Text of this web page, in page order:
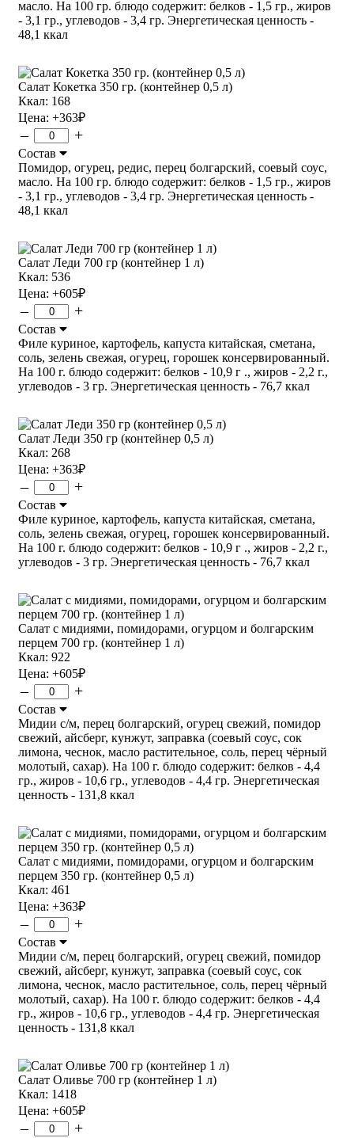
масло. На 100 гр. блюдо содержит: белков - 1,5 гр., жиров
- 3,1 гр., углеводов - 3,4 гр. Энергетическая ценность -
48,1 ккал
Салат Кокетка 350 гр. (контейнер 0,5 л)
Ккал: 168
Цена: +363₽
– +
Состав
Помидор, огурец, редис, перец болгарский, соевый соус,
масло. На 100 гр. блюдо содержит: белков - 1,5 гр., жиров
- 3,1 гр., углеводов - 3,4 гр. Энергетическая ценность -
48,1 ккал
Салат Леди 700 гр (контейнер 1 л)
Ккал: 536
Цена: +605₽
– +
Состав
Филе куриное, картофель, капуста китайская, сметана,
соль, зелень свежая, огурец, горошек консервированный.
На 100 г. блюдо содержит: белков - 10,9 г ., жиров - 2,2 г.,
углеводов - 3 гр. Энергетическая ценность - 76,7 ккал
Салат Леди 350 гр (контейнер 0,5 л)
Ккал: 268
Цена: +363₽
– +
Состав
Филе куриное, картофель, капуста китайская, сметана,
соль, зелень свежая, огурец, горошек консервированный.
На 100 г. блюдо содержит: белков - 10,9 г ., жиров - 2,2 г.,
углеводов - 3 гр. Энергетическая ценность - 76,7 ккал
Салат с мидиями, помидорами, огурцом и болгарским
перцем 700 гр. (контейнер 1 л)
Ккал: 922
Цена: +605₽
– +
Состав
Мидии с/м, перец болгарский, огурец свежий, помидор
свежий, айсберг, кунжут, заправка (соевый соус, сок
лимона, чеснок, масло растительное, соль, перец чёрный
молотый, сахар). На 100 г. блюдо содержит: белков - 4,4
гр., жиров - 10,6 гр., углеводов - 4,4 гр. Энергетическая
ценность - 131,8 ккал
Салат с мидиями, помидорами, огурцом и болгарским
перцем 350 гр. (контейнер 0,5 л)
Ккал: 461
Цена: +363₽
– +
Состав
Мидии с/м, перец болгарский, огурец свежий, помидор
свежий, айсберг, кунжут, заправка (соевый соус, сок
лимона, чеснок, масло растительное, соль, перец чёрный
молотый, сахар). На 100 г. блюдо содержит: белков - 4,4
гр., жиров - 10,6 гр., углеводов - 4,4 гр. Энергетическая
ценность - 131,8 ккал
Салат Оливье 700 гр (контейнер 1 л)
Ккал: 1418
Цена: +605₽
– +